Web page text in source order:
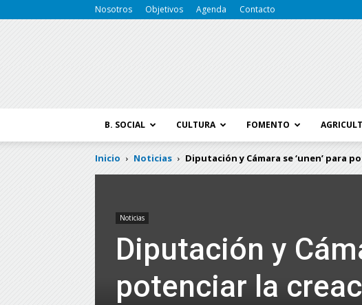
Nosotros Objetivos Agenda Contacto
B. SOCIAL CULTURA FOMENTO
Inicio Noticias Diputación y Cámara se ‘unen’ para
Noticias
Diputación y
potenciar la